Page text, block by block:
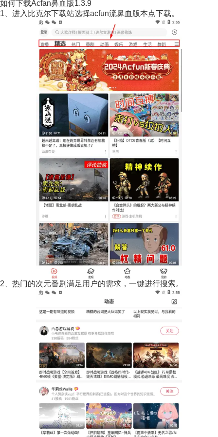
如何下载Acfan鼻血版1.3.9
1、进入比克尔下载站选择acfun流鼻血版本点下载。
2、热门的次元番剧满足用户的需求，一键进行搜索。